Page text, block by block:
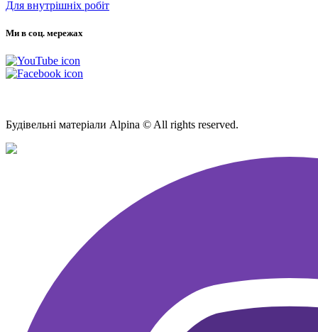
Для внутрішніх робіт
Ми в соц. мережах
Будівельні матеріали Alpina © All rights reserved.